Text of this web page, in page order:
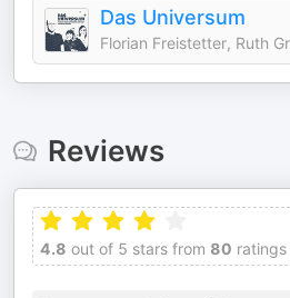
Das Universum
Florian Freistetter, Ruth
Reviews
4.8 out of 5 stars from 80 ratings